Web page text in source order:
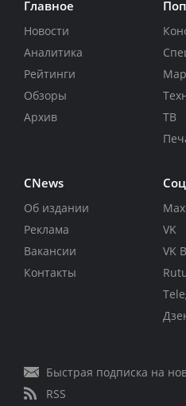
Главное
Новости
Аналитика
Рейтинги
Обзоры
Архив
ТВ
CNews
Об издании
Реклама
Вакансии
Контакты
Max
VK
VK
Быстрая подписка на
RSS